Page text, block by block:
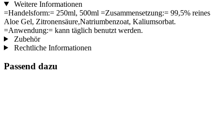
Weitere Informationen
=Handelsform:= 250ml, 500ml =Zusammensetzung:= 99,5% reines
Aloe Gel, Zitronensäure,Natriumbenzoat, Kaliumsorbat.
=Anwendung:= kann täglich benutzt werden.
Zubehör
Rechtliche Informationen
Passend dazu